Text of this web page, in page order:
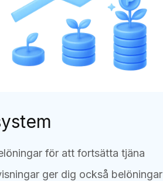
för att fortsätta tjäna
ger dig också belöningar